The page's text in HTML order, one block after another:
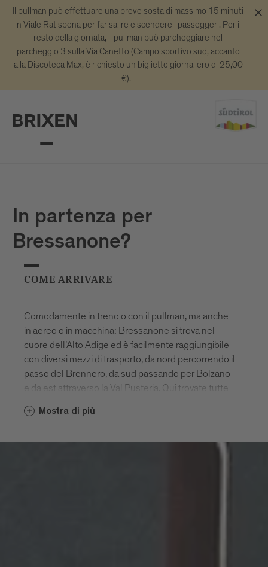
Il pullman può effettuare una breve sosta di massimo 15 minuti
in Viale Ratisbona per far salire e scendere i passeggeri. Per il
resto della giornata, il pullman può parcheggiare nel
parcheggio 3 sulla Via Canetto (Campo sportivo sud, accanto
alla Discoteca Max, è richiesto un biglietto giornaliero di 25,00
€).
In partenza per
Bressanone?
COME ARRIVARE
Comodamente in treno o con il pullman, ma anche
in aereo o in macchina: Bressanone si trova nel
cuore dell’Alto Adige ed è facilmente raggiungibile
con diversi mezzi di trasporto, da nord percorrendo il
passo del Brennero, da sud passando per Bolzano
e da est attraverso la Val Pusteria. Qui trovate tutte
edilizie potrà interessare sia il trasporto pubblico
Mostra di più